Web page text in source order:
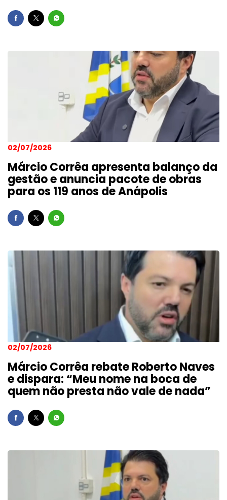
02/07/2026
Márcio Corrêa apresenta balanço da
gestão e anuncia pacote de obras
para os 119 anos de Anápolis
02/07/2026
Márcio Corrêa rebate Roberto Naves
e dispara: “Meu nome na boca de
quem não presta não vale de nada”